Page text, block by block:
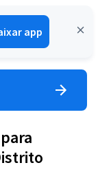
app
Entrar